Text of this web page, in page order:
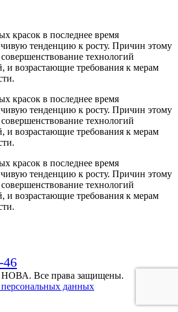
красок в последнее время
тенденцию к росту. Причин этому
технологий
и возрастающие требования к мерам
красок в последнее время
тенденцию к росту. Причин этому
технологий
и возрастающие требования к мерам
красок в последнее время
тенденцию к росту. Причин этому
технологий
и возрастающие требования к мерам
46
НОВА. Все права защищены.
данных